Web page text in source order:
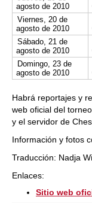
agosto de 2010
Viernes, 20 de
agosto de 2010
Sábado, 21 de
agosto de 2010
Domingo, 23 de
agosto de 2010
Habrá reportajes y
web oficial del torneo
y el servidor de
Información y fotos
Traducción: Nadja
Enlaces:
Sitio web